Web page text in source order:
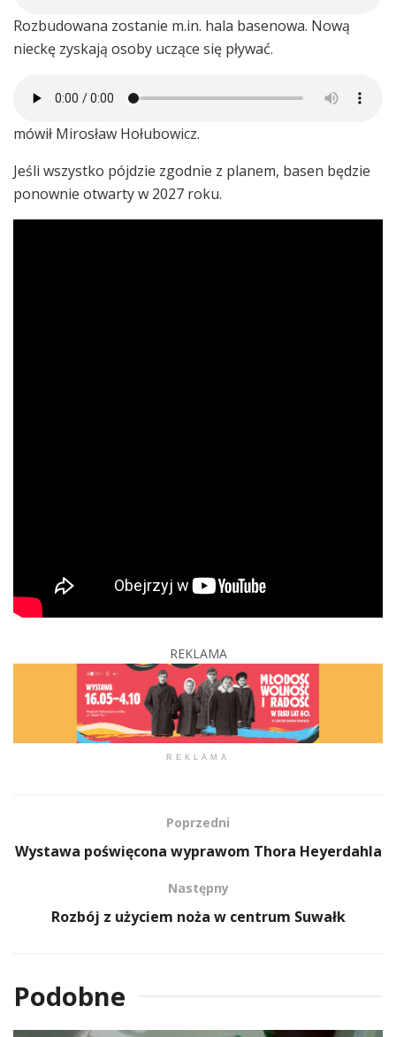
Rozbudowana zostanie m.in. hala basenowa. Nową
nieckę zyskają osoby uczące się pływać.
mówił Mirosław Hołubowicz.
Jeśli wszystko pójdzie zgodnie z planem, basen będzie
ponownie otwarty w 2027 roku.
REKLAMA
REKLAMA
Poprzedni
Wystawa poświęcona wyprawom Thora Heyerdahla
Następny
Rozbój z użyciem noża w centrum Suwałk
Podobne